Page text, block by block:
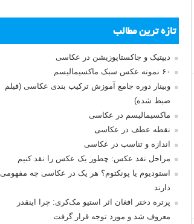
تازه ترین مطالب
دیپتیک و جاکستا‌پوزیشن در عکاسی
۶۰ نمونه عکس سبک ماکسیمالیسم
وبینار دوره جامع آموزش ترکیب بندی عکاسی (فیلم
ضبط شده)
ماکسیمالیسم در عکاسی
نقطه عطف در عکاسی
اندازه و تناسب در عکاسی
مراحل نقد عکس: چطور یک عکس را نقد کنیم
استودیوم یا پونکتوم؟ هر یک در عکاسی چه مفهومی
دارند
پرتره دختر افغان اثر استیو مک‌کری: چرا اینقدر
معروف شد و مورد توجه قرار گرفت